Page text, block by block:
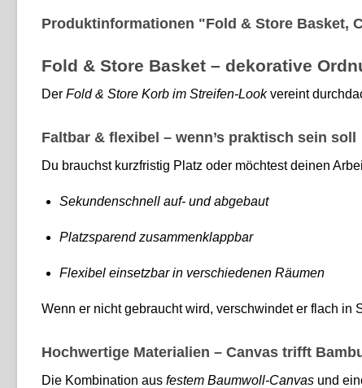
Produktinformationen "Fold & Store Basket,
Fold & Store Basket – dekorative
Der Fold & Store Korb im Streifen-Lookvereint
Faltbar & flexibel – wenn’s praktisch sein soll
Du brauchst kurzfristig Platz oder möchtest deinen
Sekundenschnell auf- und abgebaut
Platzsparend zusammenklappbar
Flexibel einsetzbar in verschiedenen Räumen
Wenn er nicht gebraucht wird, verschwindet er flach in
Hochwertige Materialien – Canvas trifft
Die Kombination aus festem Baumwoll-Canvas und